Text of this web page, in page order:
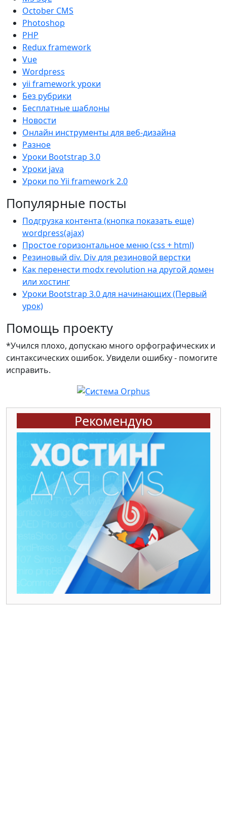
October CMS
Photoshop
PHP
Redux framework
Vue
Wordpress
yii framework уроки
Без рубрики
Бесплатные шаблоны
Новости
Онлайн инструменты для веб-дизайна
Разное
Уроки Bootstrap 3.0
Уроки java
Уроки по Yii framework 2.0
Популярные посты
Подгрузка контента (кнопка показать еще)
wordpress(ajax)
Простое горизонтальное меню (css + html)
Резиновый div. Div для резиновой верстки
Как перенести modx revolution на другой домен
или хостинг
Уроки Bootstrap 3.0 для начинающих (Первый
урок)
Помощь проекту
*Учился плохо, допускаю много орфографических и
синтаксических ошибок. Увидели ошибку - помогите
исправить.
Рекомендую